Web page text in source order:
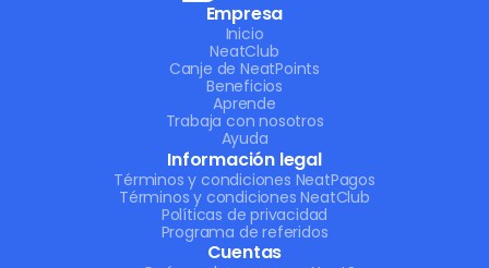
Empresa
Inicio
NeatClub
Canje de NeatPoints
Beneficios
Aprende
Trabaja con nosotros
Ayuda
Información legal
Términos y condiciones NeatPagos
Términos y condiciones NeatClub
Políticas de privacidad
Programa de referidos
Cuentas